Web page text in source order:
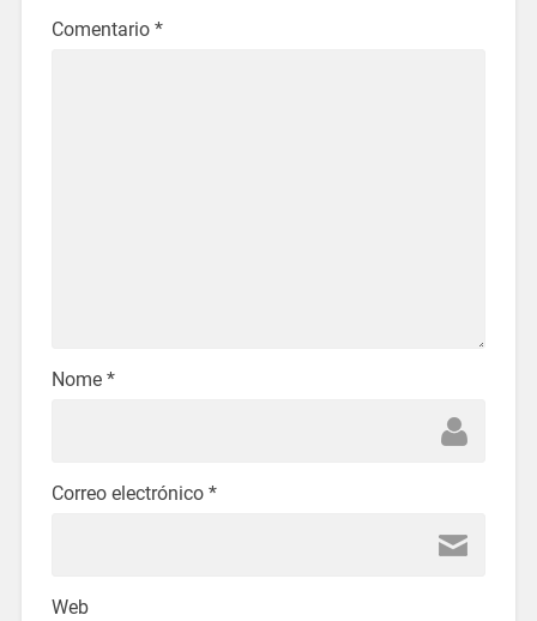
Comentario *
Nome *
Correo electrónico *
Web